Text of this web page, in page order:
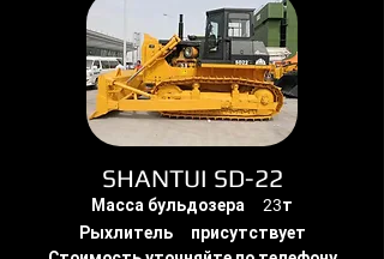
SHANTUI SD-22
Масса бульдозера 23т
Рыхлитель присутствует